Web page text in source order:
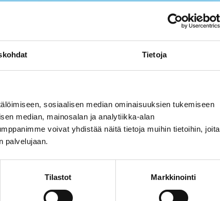
Tietoja
sosiaalisen median ominaisuuksien tukemiseen
median, mainosalan ja analytiikka-alan
voivat yhdistää näitä tietoja muihin tietoihin, joita
palvelujaan.
Tilastot Markkinointi